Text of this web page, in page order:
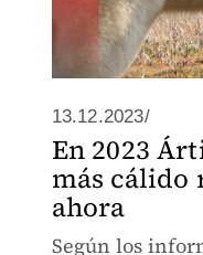
13.12.2023/
En 2023
más cálido
ahora
Según los